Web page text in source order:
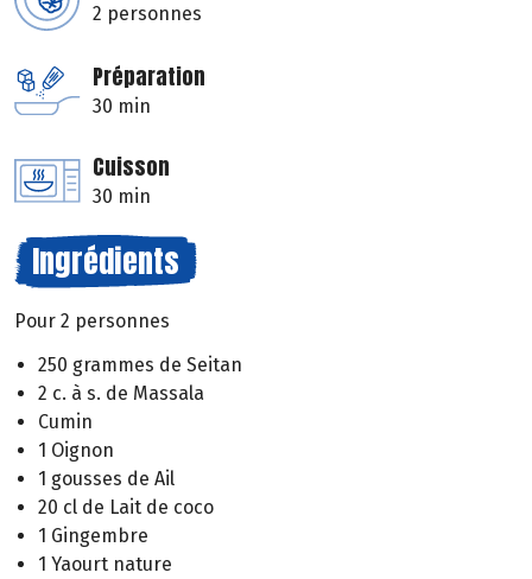
2 personnes
Préparation
30 min
Cuisson
30 min
Ingrédients
Pour 2 personnes
250 grammes de Seitan
2 c. à s. de Massala
Cumin
1 Oignon
1 gousses de Ail
20 cl de Lait de coco
1 Gingembre
1 Yaourt nature